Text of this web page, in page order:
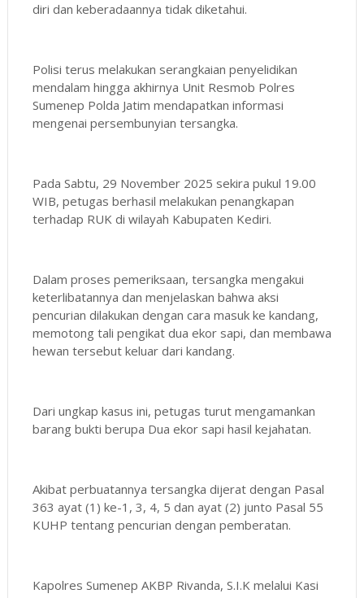
diri dan keberadaannya tidak diketahui.
Polisi terus melakukan serangkaian penyelidikan
mendalam hingga akhirnya Unit Resmob Polres
Sumenep Polda Jatim mendapatkan informasi
mengenai persembunyian tersangka.
Pada Sabtu, 29 November 2025 sekira pukul 19.00
WIB, petugas berhasil melakukan penangkapan
terhadap RUK di wilayah Kabupaten Kediri.
Dalam proses pemeriksaan, tersangka mengakui
keterlibatannya dan menjelaskan bahwa aksi
pencurian dilakukan dengan cara masuk ke kandang,
memotong tali pengikat dua ekor sapi, dan membawa
hewan tersebut keluar dari kandang.
Dari ungkap kasus ini, petugas turut mengamankan
barang bukti berupa Dua ekor sapi hasil kejahatan.
Akibat perbuatannya tersangka dijerat dengan Pasal
363 ayat (1) ke-1, 3, 4, 5 dan ayat (2) junto Pasal 55
KUHP tentang pencurian dengan pemberatan.
Kapolres Sumenep AKBP Rivanda, S.I.K melalui Kasi